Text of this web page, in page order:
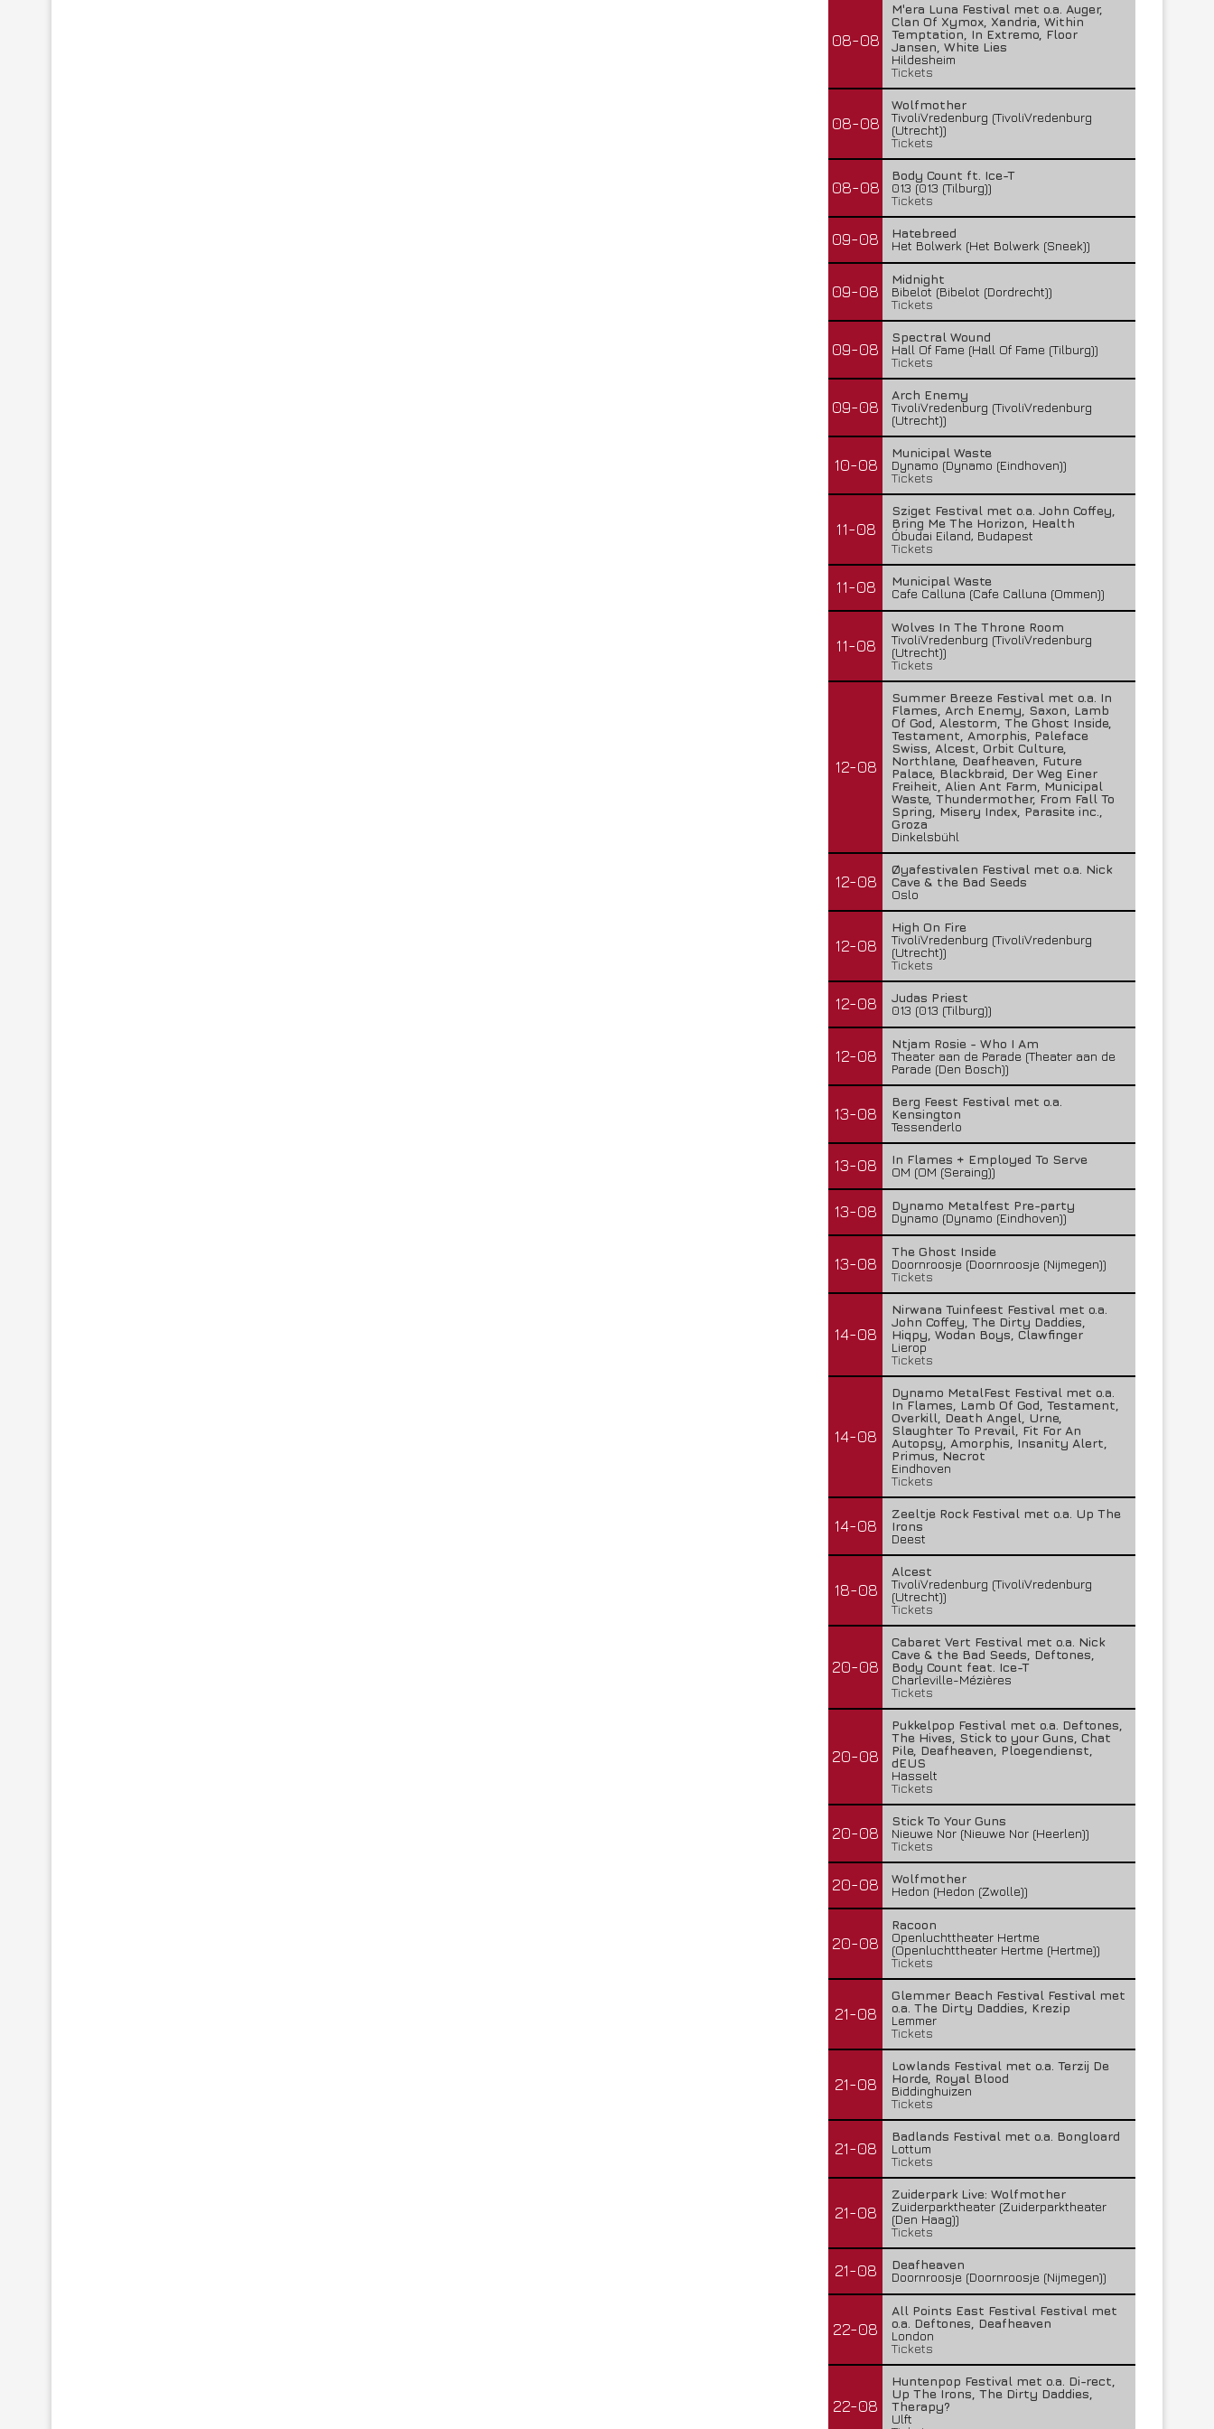
08-08
M'era Luna Festival met o.a. Auger,
Clan Of Xymox, Xandria, Within
Temptation, In Extremo, Floor
Jansen, White Lies
Hildesheim
Tickets
08-08
Wolfmother
TivoliVredenburg (TivoliVredenburg
(Utrecht))
Tickets
08-08
Body Count ft. Ice-T
013 (013 (Tilburg))
Tickets
09-08
Hatebreed
Het Bolwerk (Het Bolwerk (Sneek))
09-08
Midnight
Bibelot (Bibelot (Dordrecht))
Tickets
09-08
Spectral Wound
Hall Of Fame (Hall Of Fame (Tilburg))
Tickets
09-08
Arch Enemy
TivoliVredenburg (TivoliVredenburg
(Utrecht))
10-08
Municipal Waste
Dynamo (Dynamo (Eindhoven))
Tickets
11-08
Sziget Festival met o.a. John Coffey,
Bring Me The Horizon, Health
Óbudai Eiland, Budapest
Tickets
11-08
Municipal Waste
Cafe Calluna (Cafe Calluna (Ommen))
11-08
Wolves In The Throne Room
TivoliVredenburg (TivoliVredenburg
(Utrecht))
Tickets
12-08
Summer Breeze Festival met o.a. In
Flames, Arch Enemy, Saxon, Lamb
Of God, Alestorm, The Ghost Inside,
Testament, Amorphis, Paleface
Swiss, Alcest, Orbit Culture,
Northlane, Deafheaven, Future
Palace, Blackbraid, Der Weg Einer
Freiheit, Alien Ant Farm, Municipal
Waste, Thundermother, From Fall To
Spring, Misery Index, Parasite inc.,
Groza
Dinkelsbühl
12-08
Øyafestivalen Festival met o.a. Nick
Cave & the Bad Seeds
Oslo
12-08
High On Fire
TivoliVredenburg (TivoliVredenburg
(Utrecht))
Tickets
12-08
Judas Priest
013 (013 (Tilburg))
12-08
Ntjam Rosie - Who I Am
Theater aan de Parade (Theater aan de
Parade (Den Bosch))
13-08
Berg Feest Festival met o.a.
Kensington
Tessenderlo
13-08
In Flames + Employed To Serve
OM (OM (Seraing))
13-08
Dynamo Metalfest Pre-party
Dynamo (Dynamo (Eindhoven))
13-08
The Ghost Inside
Doornroosje (Doornroosje (Nijmegen))
Tickets
14-08
Nirwana Tuinfeest Festival met o.a.
John Coffey, The Dirty Daddies,
Hiqpy, Wodan Boys, Clawfinger
Lierop
Tickets
14-08
Dynamo MetalFest Festival met o.a.
In Flames, Lamb Of God, Testament,
Overkill, Death Angel, Urne,
Slaughter To Prevail, Fit For An
Autopsy, Amorphis, Insanity Alert,
Primus, Necrot
Eindhoven
Tickets
14-08
Zeeltje Rock Festival met o.a. Up The
Irons
Deest
18-08
Alcest
TivoliVredenburg (TivoliVredenburg
(Utrecht))
Tickets
20-08
Cabaret Vert Festival met o.a. Nick
Cave & the Bad Seeds, Deftones,
Body Count feat. Ice-T
Charleville-Mézières
Tickets
20-08
Pukkelpop Festival met o.a. Deftones,
The Hives, Stick to your Guns, Chat
Pile, Deafheaven, Ploegendienst,
dEUS
Hasselt
Tickets
20-08
Stick To Your Guns
Nieuwe Nor (Nieuwe Nor (Heerlen))
Tickets
20-08
Wolfmother
Hedon (Hedon (Zwolle))
20-08
Racoon
Openluchttheater Hertme
(Openluchttheater Hertme (Hertme))
Tickets
21-08
Glemmer Beach Festival Festival met
o.a. The Dirty Daddies, Krezip
Lemmer
Tickets
21-08
Lowlands Festival met o.a. Terzij De
Horde, Royal Blood
Biddinghuizen
Tickets
21-08
Badlands Festival met o.a. Bongloard
Lottum
Tickets
21-08
Zuiderpark Live: Wolfmother
Zuiderparktheater (Zuiderparktheater
(Den Haag))
Tickets
21-08
Deafheaven
Doornroosje (Doornroosje (Nijmegen))
22-08
All Points East Festival Festival met
o.a. Deftones, Deafheaven
London
Tickets
22-08
Huntenpop Festival met o.a. Di-rect,
Up The Irons, The Dirty Daddies,
Therapy?
Ulft